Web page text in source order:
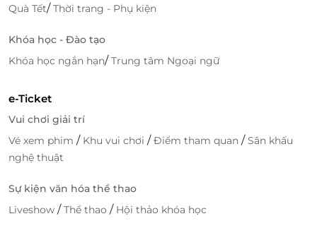
Quà Tết/Thời trang - Phụ kiện
Khóa học - Đào tạo
Khóa học ngắn hạn/Trung tâm Ngoại ngữ
e-Ticket
Vui chơi giải trí
Vé xem phim / Khu vui chơi /Điểm tham quan /Sân khấu
nghệ thuật
Sự kiện văn hóa thể thao
Liveshow /Thể thao / Hội thảo khóa học